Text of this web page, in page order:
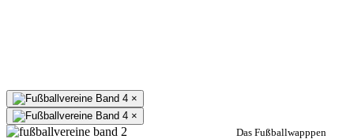
×
×
Das Fußballwapppen